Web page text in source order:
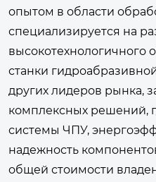
опытом в области
специализируется на
высокотехнологичного
станки
других лидеров рынка,
комплексных решений,
системы ЧПУ,
надежность
общей стоимости